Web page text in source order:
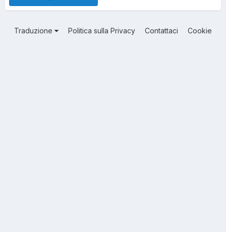
Traduzione Politica sulla Privacy Contattaci Cookie